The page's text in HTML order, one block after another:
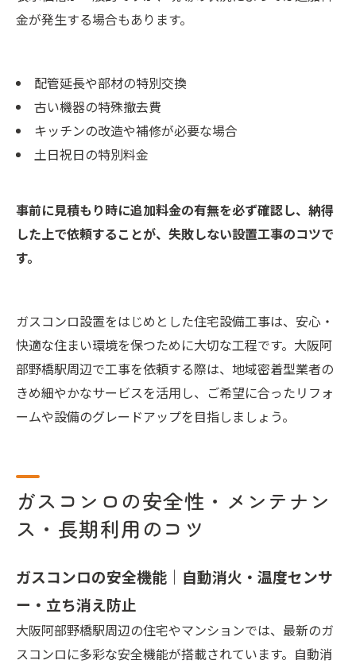
金が発生する場合もあります。
配管延長や部材の特別交換
古い機器の特殊撤去費
キッチンの改造や補修が必要な場合
土日祝日の特別料金
事前に見積もり時に追加料金の有無を必ず確認し、納得
した上で依頼することが、失敗しない設置工事のコツで
す。
ガスコンロ設置をはじめとした住宅設備工事は、安心・
快適な住まい環境を保つために大切な工程です。大阪阿
部野橋駅周辺で工事を依頼する際は、地域密着型業者の
きめ細やかなサービスを活用し、ご希望に合ったリフォ
ームや設備のグレードアップを目指しましょう。
ガスコンロの安全性・メンテナン
ス・長期利用のコツ
ガスコンロの安全機能｜自動消火・温度センサ
ー・立ち消え防止
大阪阿部野橋駅周辺の住宅やマンションでは、最新のガ
スコンロに多彩な安全機能が搭載されています。自動消